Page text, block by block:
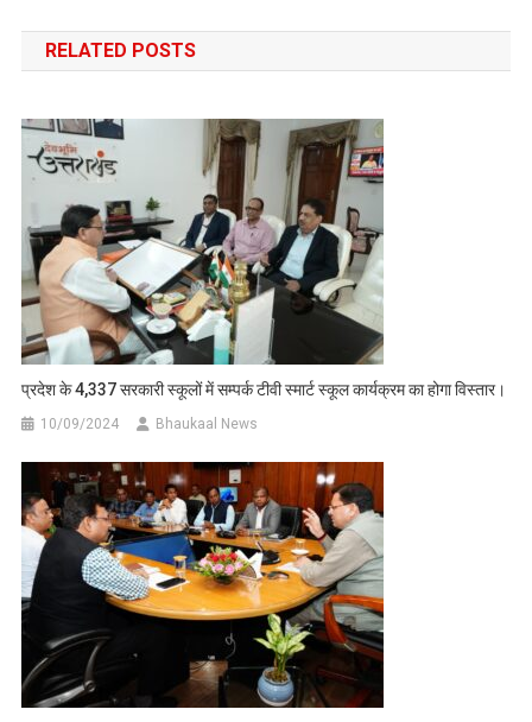
navigation
RELATED POSTS
प्रदेश के 4,337 सरकारी स्कूलों में सम्पर्क टीवी स्मार्ट स्कूल कार्यक्रम का होगा विस्तार।
10/09/2024 Bhaukaal News